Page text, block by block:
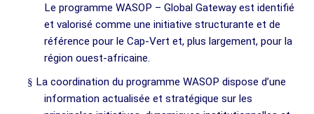
Le programme WASOP – Global Gateway est identifié
et valorisé comme une initiative structurante et de
référence pour le Cap-Vert et, plus largement, pour la
région ouest-africaine.
§ La coordination du programme WASOP dispose d’une
information actualisée et stratégique sur les